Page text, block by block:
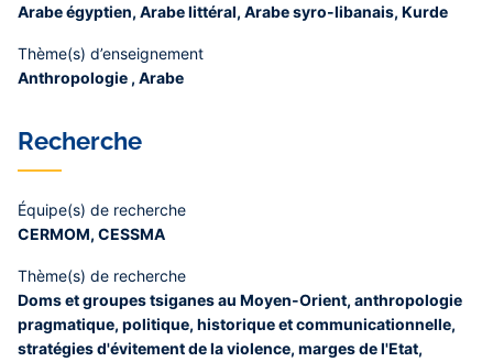
Arabe égyptien, Arabe littéral, Arabe syro-libanais, Kurde
Thème(s) d’enseignement
Anthropologie , Arabe
Recherche
Équipe(s) de recherche
CERMOM, CESSMA
Thème(s) de recherche
Doms et groupes tsiganes au Moyen-Orient, anthropologie
pragmatique, politique, historique et communicationnelle,
stratégies d'évitement de la violence, marges de l'Etat,